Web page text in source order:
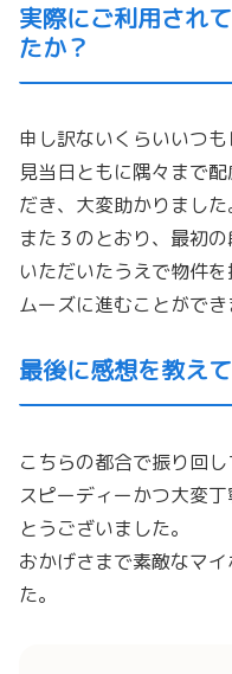
実際にご利用され
たか？
申し訳ないくらいいつ
見当日ともに隅々まで
だき、 大変助かりました
また３のとおり、 最初
いただいたうえで物件を
ムーズに進むことができ
最後に感想を教えて
こちらの都合で振り回
スピーディーかつ大変
とうございました。
おかげさまで素敵なマ
た。